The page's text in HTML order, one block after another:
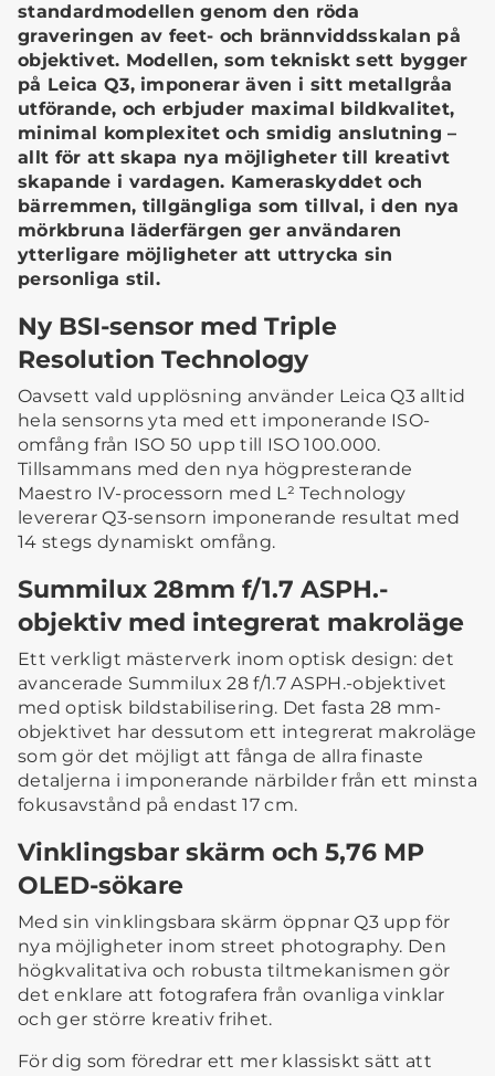
standardmodellen genom den röda
graveringen av feet- och brännviddsskalan på
objektivet. Modellen, som tekniskt sett bygger
på Leica Q3, imponerar även i sitt metallgråa
utförande, och erbjuder maximal bildkvalitet,
minimal komplexitet och smidig anslutning –
allt för att skapa nya möjligheter till kreativt
skapande i vardagen. Kameraskyddet och
bärremmen, tillgängliga som tillval, i den nya
mörkbruna läderfärgen ger användaren
ytterligare möjligheter att uttrycka sin
personliga stil.
Ny BSI-sensor med Triple
Resolution Technology
Oavsett vald upplösning använder Leica Q3 alltid
hela sensorns yta med ett imponerande ISO-
omfång från ISO 50 upp till ISO 100.000.
Tillsammans med den nya högpresterande
Maestro IV-processorn med L² Technology
levererar Q3-sensorn imponerande resultat med
14 stegs dynamiskt omfång.
Summilux 28mm f/1.7 ASPH.-
objektiv med integrerat makroläge
Ett verkligt mästerverk inom optisk design: det
avancerade Summilux 28 f/1.7 ASPH.-objektivet
med optisk bildstabilisering. Det fasta 28 mm-
objektivet har dessutom ett integrerat makroläge
som gör det möjligt att fånga de allra finaste
detaljerna i imponerande närbilder från ett minsta
fokusavstånd på endast 17 cm.
Vinklingsbar skärm och 5,76 MP
OLED-sökare
Med sin vinklingsbara skärm öppnar Q3 upp för
nya möjligheter inom street photography. Den
högkvalitativa och robusta tiltmekanismen gör
det enklare att fotografera från ovanliga vinklar
och ger större kreativ frihet.
För dig som föredrar ett mer klassiskt sätt att